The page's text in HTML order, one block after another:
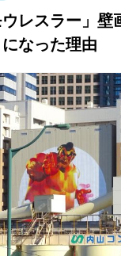
レスラー」壁
なった理由